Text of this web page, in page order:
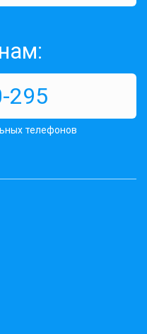
КУПИТЬ
295
телефонов